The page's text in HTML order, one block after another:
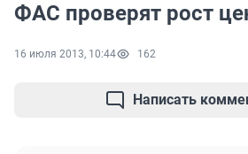
ФАС проверят рост
16 июля 2013, 10:44 162
Написать